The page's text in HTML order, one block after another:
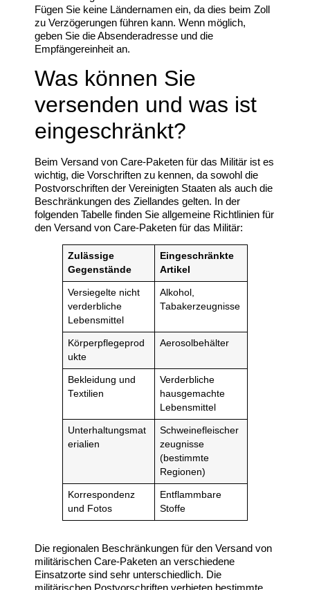
Fügen Sie keine Ländernamen ein, da dies beim Zoll
zu Verzögerungen führen kann. Wenn möglich,
geben Sie die Absenderadresse und die
Empfängereinheit an.
Was können Sie
versenden und was ist
eingeschränkt?
Beim Versand von Care-Paketen für das Militär ist es
wichtig, die Vorschriften zu kennen, da sowohl die
Postvorschriften der Vereinigten Staaten als auch die
Beschränkungen des Ziellandes gelten. In der
folgenden Tabelle finden Sie allgemeine Richtlinien für
den Versand von Care-Paketen für das Militär:
Zulässige
Gegenstände
Eingeschränkte
Artikel
Versiegelte nicht
verderbliche
Lebensmittel
Alkohol,
Tabakerzeugnisse
Körperpflegeprod
ukte
Aerosolbehälter
Bekleidung und
Textilien
Verderbliche
hausgemachte
Lebensmittel
Unterhaltungsmat
erialien
Schweinefleischer
zeugnisse
(bestimmte
Regionen)
Korrespondenz
und Fotos
Entflammbare
Stoffe
Die regionalen Beschränkungen für den Versand von
militärischen Care-Paketen an verschiedene
Einsatzorte sind sehr unterschiedlich. Die
militärischen Postvorschriften verbieten bestimmte